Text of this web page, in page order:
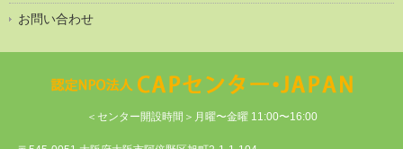
お問い合わせ
＜センター開設時間＞月曜〜金曜 11:00〜16:00